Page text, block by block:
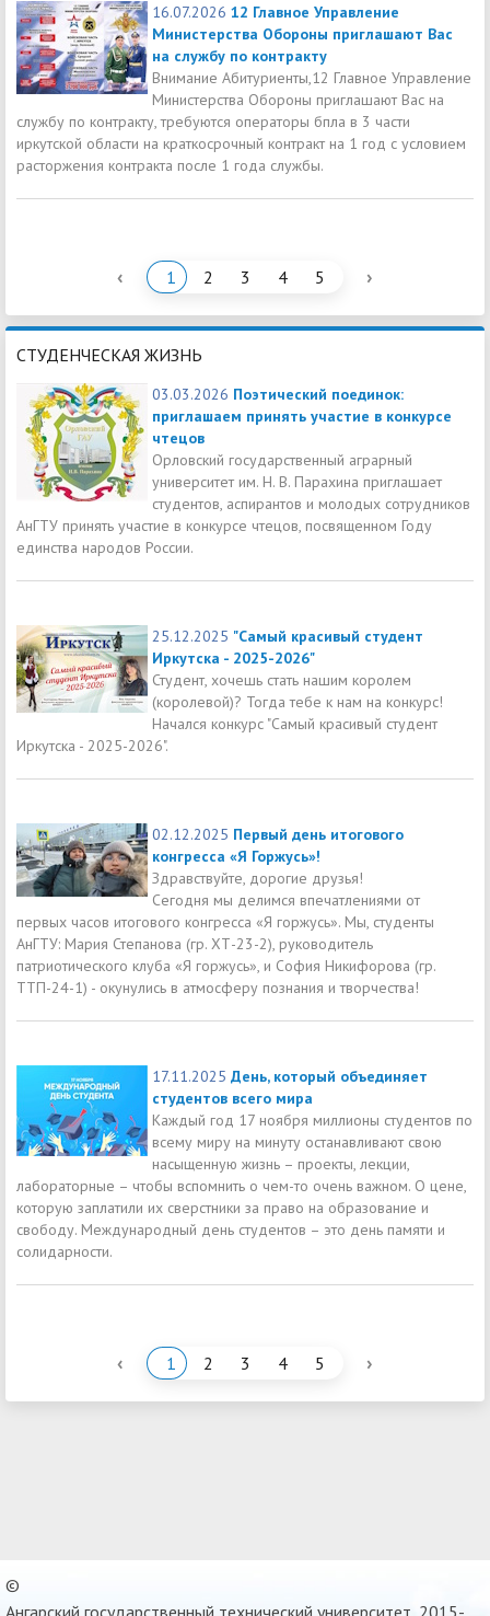
16.07.2026 12 Главное Управление
Министерства Обороны приглашают Вас
на службу по контракту
Внимание Абитуриенты,12 Главное Управление
Министерства Обороны приглашают Вас на
службу по контракту, требуются операторы бпла в 3 части
иркутской области на краткосрочный контракт на 1 год с условием
расторжения контракта после 1 года службы.
‹ 1 2 3 4 5 ›
СТУДЕНЧЕСКАЯ ЖИЗНЬ
03.03.2026 Поэтический поединок:
приглашаем принять участие в конкурсе
чтецов
Орловский государственный аграрный
университет им. Н. В. Парахина приглашает
студентов, аспирантов и молодых сотрудников
АнГТУ принять участие в конкурсе чтецов, посвященном Году
единства народов России.
25.12.2025 "Самый красивый студент
Иркутска - 2025-2026"
Студент, хочешь стать нашим королем
(королевой)? Тогда тебе к нам на конкурс!
Начался конкурс "Самый красивый студент
Иркутска - 2025-2026".
02.12.2025 Первый день итогового
конгресса «Я Горжусь»!
Здравствуйте, дорогие друзья!
Сегодня мы делимся впечатлениями от
первых часов итогового конгресса «Я горжусь». Мы, студенты
АнГТУ: Мария Степанова (гр. ХТ-23-2), руководитель
патриотического клуба «Я горжусь», и София Никифорова (гр.
ТТП-24-1) - окунулись в атмосферу познания и творчества!
17.11.2025 День, который объединяет
студентов всего мира
Каждый год 17 ноября миллионы студентов по
всему миру на минуту останавливают свою
насыщенную жизнь – проекты, лекции,
лабораторные – чтобы вспомнить о чем-то очень важном. О цене,
которую заплатили их сверстники за право на образование и
свободу. Международный день студентов – это день памяти и
солидарности.
‹ 1 2 3 4 5 ›
©
Ангарский государственный технический университет, 2015-